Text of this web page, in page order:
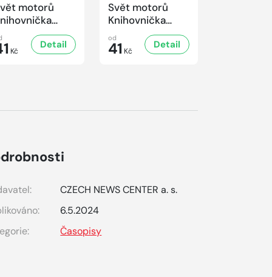
motorů
2/2025
Kč
Detail
Svět motorů
Knihovnička
1/2025
od
41 Kč
Detail
CZECH NEWS CENTER a. s.
6.5.2024
Časopisy